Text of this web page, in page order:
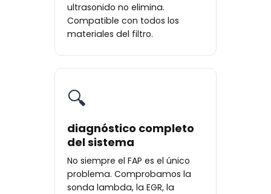
ultrasonido no elimina.
Compatible con todos los
materiales del filtro.
🔍
diagnóstico completo
del sistema
No siempre el FAP es el único
problema. Comprobamos la
sonda lambda, la EGR, la